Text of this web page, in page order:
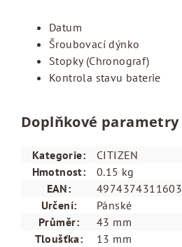
Datum
Šroubovací dýnko
Stopky (Chronograf)
Kontrola stavu baterie
Doplňkové parametry
Kategorie:
CITIZEN
Hmotnost:
0.15 kg
EAN:
4974374311603
Určení:
Pánské
Průměr:
43 mm
Tloušťka:
13 mm